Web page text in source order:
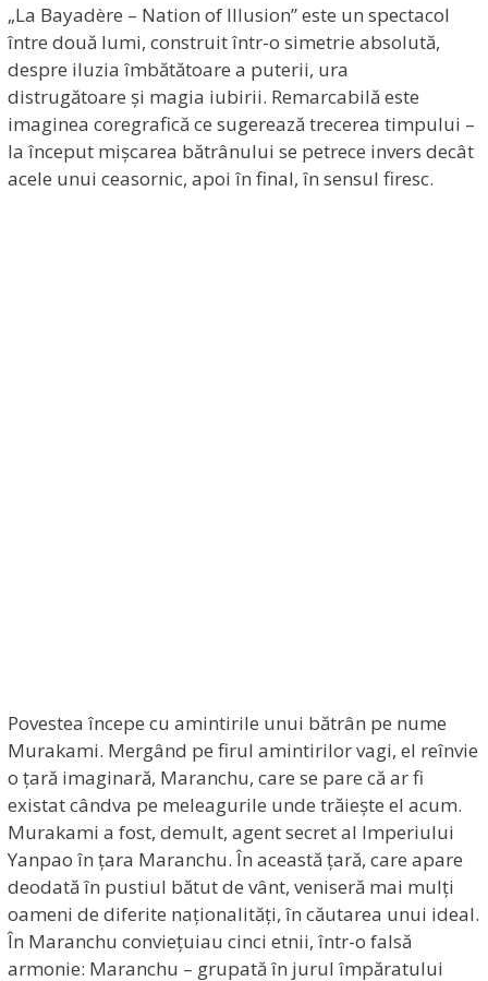
„La Bayadère – Nation of Illusion” este un spectacol
între două lumi, construit într-o simetrie absolută,
despre iluzia îmbătătoare a puterii, ura
distrugătoare și magia iubirii. Remarcabilă este
imaginea coregrafică ce sugerează trecerea timpului –
la început mișcarea bătrânului se petrece invers decât
acele unui ceasornic, apoi în final, în sensul firesc.
Povestea începe cu amintirile unui bătrân pe nume
Murakami. Mergând pe firul amintirilor vagi, el reînvie
o țară imaginară, Maranchu, care se pare că ar fi
existat cândva pe meleagurile unde trăiește el acum.
Murakami a fost, demult, agent secret al Imperiului
Yanpao în țara Maranchu. În această țară, care apare
deodată în pustiul bătut de vânt, veniseră mai mulți
oameni de diferite naționalități, în căutarea unui ideal.
În Maranchu conviețuiau cinci etnii, într-o falsă
armonie: Maranchu – grupată în jurul împăratului